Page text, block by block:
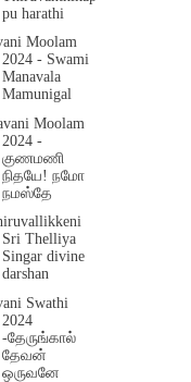
pu harathi
Moolam
2024 - Swami
Manavala
Mamunigal
Moolam
2024 -
குணமணி
நிதயே! நமோ
நமஸ்தே
Sri Thelliya
Singar divine
darshan
Swathi
2024
-தேருங்கால்
தேவன்
ஒருவனே